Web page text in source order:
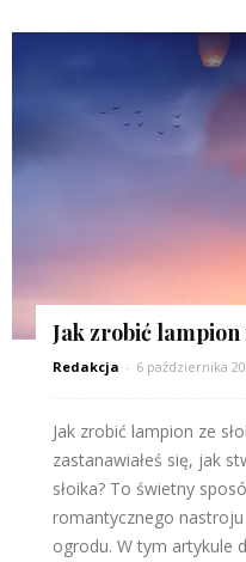
Jak zrobić lampion
Redakcja - 6 października
Jak zrobić lampion ze
zastanawiałeś się, jak
słoika? To świetny
romantycznego
ogrodu. W tym artykule